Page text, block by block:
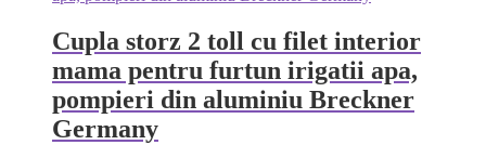
Cupla storz 2 toll cu filet interior
mama pentru furtun irigatii apa,
pompieri din aluminiu Breckner
Germany